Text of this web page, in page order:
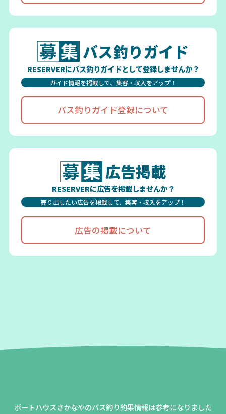
バス釣りガイド
RESERVERにバス釣りガイドとして登録しませんか？
ガイド情報を掲載して、集客・収入をアップ！
バス釣りガイド登録について
広告掲載
RESERVERに広告を掲載しませんか？
売り出したい広告を掲載して、集客・収入をアップ！
広告の掲載について
ボートハウスさかなやのバス釣り釣果情報は参考になりました